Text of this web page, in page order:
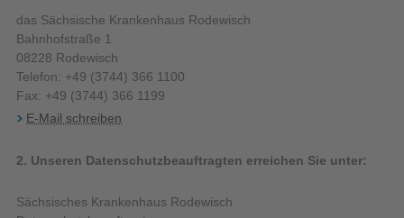
das Sächsische Krankenhaus Rodewisch
Bahnhofstraße 1
08228 Rodewisch
Telefon: +49 (3744) 366 1100
Fax: +49 (3744) 366 1199
E-Mail schreiben
2. Unseren Datenschutzbeauftragten erreichen Sie unter:
Sächsisches Krankenhaus Rodewisch